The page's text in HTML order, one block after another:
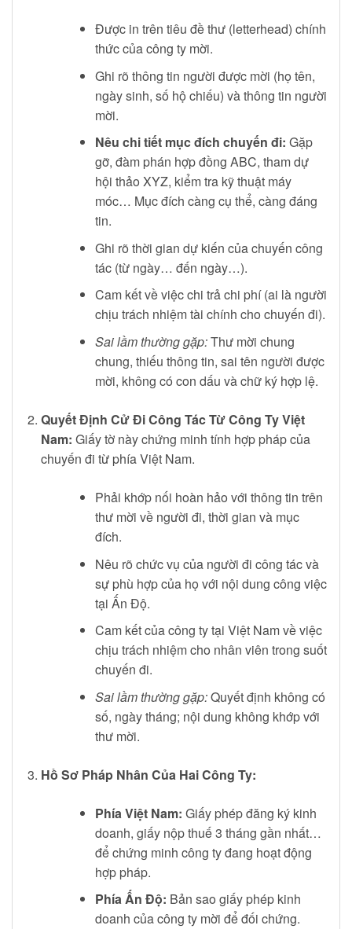
Được in trên tiêu đề thư (letterhead) chính
thức của công ty mời.
Ghi rõ thông tin người được mời (họ tên,
ngày sinh, số hộ chiếu) và thông tin người
mời.
Nêu chi tiết mục đích chuyến đi: Gặp
gỡ, đàm phán hợp đồng ABC, tham dự
hội thảo XYZ, kiểm tra kỹ thuật máy
móc… Mục đích càng cụ thể, càng đáng
tin.
Ghi rõ thời gian dự kiến của chuyến công
tác (từ ngày… đến ngày…).
Cam kết về việc chi trả chi phí (ai là người
chịu trách nhiệm tài chính cho chuyến đi).
Sai lầm thường gặp:Thư mời chung
chung, thiếu thông tin, sai tên người được
mời, không có con dấu và chữ ký hợp lệ.
Quyết Định Cử Đi Công Tác Từ Công Ty Việt
Nam: Giấy tờ này chứng minh tính hợp pháp của
chuyến đi từ phía Việt Nam.
Phải khớp nối hoàn hảo với thông tin trên
thư mời về người đi, thời gian và mục
đích.
Nêu rõ chức vụ của người đi công tác và
sự phù hợp của họ với nội dung công việc
tại Ấn Độ.
Cam kết của công ty tại Việt Nam về việc
chịu trách nhiệm cho nhân viên trong suốt
chuyến đi.
Sai lầm thường gặp:Quyết định không có
số, ngày tháng; nội dung không khớp với
thư mời.
Hồ Sơ Pháp Nhân Của Hai Công Ty:
Phía Việt Nam: Giấy phép đăng ký kinh
doanh, giấy nộp thuế 3 tháng gần nhất…
để chứng minh công ty đang hoạt động
hợp pháp.
Phía Ấn Độ: Bản sao giấy phép kinh
doanh của công ty mời để đối chứng.